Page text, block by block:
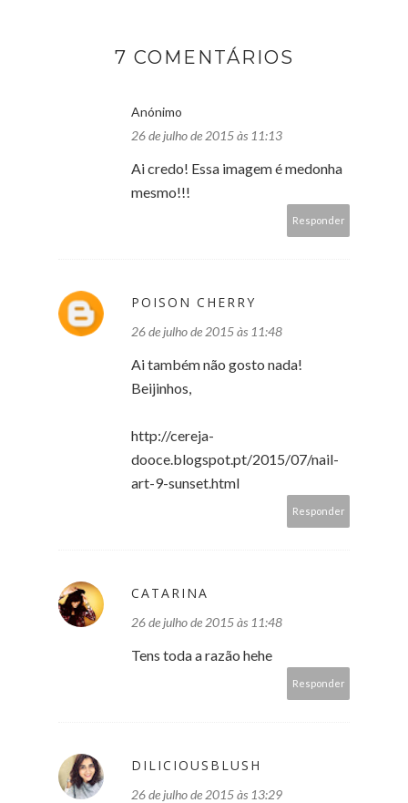
7 COMENTÁRIOS
Anónimo
26 de julho de 2015 às 11:13
Ai credo! Essa imagem é medonha
mesmo!!!
Responder
POISON CHERRY
26 de julho de 2015 às 11:48
Ai também não gosto nada!
Beijinhos,
http://cereja-
dooce.blogspot.pt/2015/07/nail-
art-9-sunset.html
Responder
CATARINA
26 de julho de 2015 às 11:48
Tens toda a razão hehe
Responder
DILICIOUSBLUSH
26 de julho de 2015 às 13:29